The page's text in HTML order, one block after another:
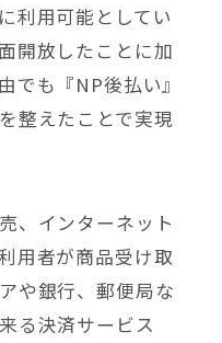
利用可能としてい
開放したことに加
でも『NP後払い』
整えたことで実現
、インターネット
用者が商品受け取
や銀行、郵便局な
る決済サービス